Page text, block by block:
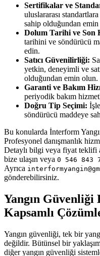
Sertifikalar ve
uluslararası
sahip olduğundan
Dolum Tarihi ve Son
tarihini ve söndürücü
edin.
Satıcı Güvenilirliği:
yetkin, deneyimli ve
olduğundan emin olun.
Garanti ve Bakım
periyodik bakım
Doğru Tip Seçimi:
söndürücü maddeye
Bu konularda İnterform
Profesyonel danışmanlık
Detaylı bilgi veya fiyat teklifi
bize ulaşın veya 0 546 843
Ayrıca
gönderebilirsiniz.
Yangın
Kapsamlı
Yangın güvenliği, tek bir
değildir. Bütünsel bir
diğer yangın güvenliği